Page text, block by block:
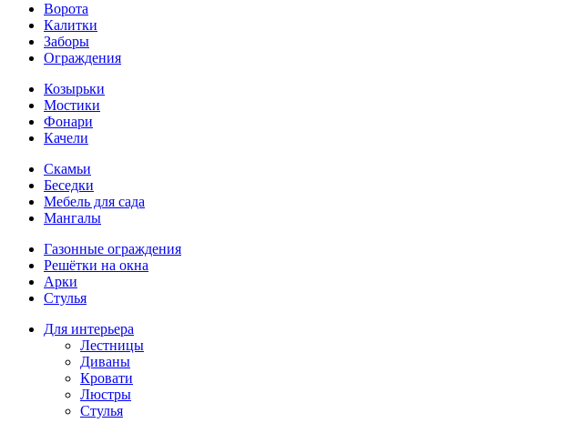
Ворота
Калитки
Заборы
Ограждения
Козырьки
Мостики
Фонари
Качели
Скамьи
Беседки
Мебель для сада
Мангалы
Газонные ограждения
Решётки на окна
Арки
Стулья
Для интерьера
Лестницы
Диваны
Кровати
Люстры
Стулья